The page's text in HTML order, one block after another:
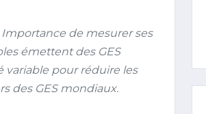
de mesurer ses
émettent des GES
variable pour réduire les
des GES mondiaux.